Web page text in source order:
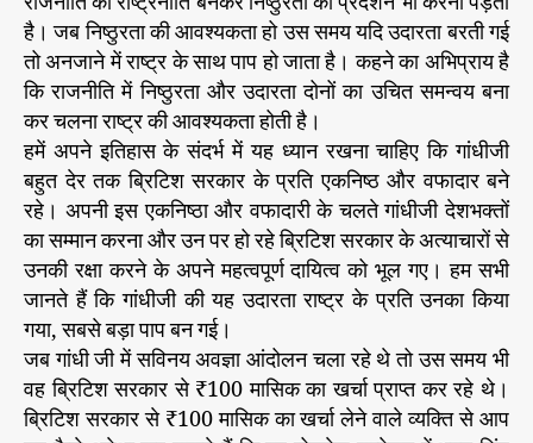
है। जब निष्ठुरता की आवश्यकता हो उस समय यदि उदारता बरती गई
तो अनजाने में राष्ट्र के साथ पाप हो जाता है। कहने का अभिप्राय है
कि राजनीति में निष्ठुरता और उदारता दोनों का उचित समन्वय बना
कर चलना राष्ट्र की आवश्यकता होती है।
हमें अपने इतिहास के संदर्भ में यह ध्यान रखना चाहिए कि गांधीजी
बहुत देर तक ब्रिटिश सरकार के प्रति एकनिष्ठ और वफादार बने
रहे। अपनी इस एकनिष्ठा और वफादारी के चलते गांधीजी देशभक्तों
का सम्मान करना और उन पर हो रहे ब्रिटिश सरकार के अत्याचारों से
उनकी रक्षा करने के अपने महत्वपूर्ण दायित्व को भूल गए। हम सभी
जानते हैं कि गांधीजी की यह उदारता राष्ट्र के प्रति उनका किया
गया, सबसे बड़ा पाप बन गई।
जब गांधी जी में सविनय अवज्ञा आंदोलन चला रहे थे तो उस समय भी
वह ब्रिटिश सरकार से ₹100 मासिक का खर्चा प्राप्त कर रहे थे।
ब्रिटिश सरकार से ₹100 मासिक का खर्चा लेने वाले व्यक्ति से आप